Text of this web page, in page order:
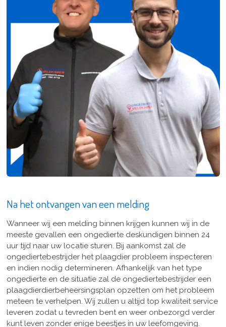
Na het ontvangen van een melding
Wanneer wij een melding binnen krijgen kunnen wij in de
meeste gevallen een ongedierte deskundigen binnen 24
uur tijd naar uw locatie sturen. Bij aankomst zal de
ongediertebestrijder het plaagdier probleem inspecteren
en indien nodig determineren. Afhankelijk van het type
ongedierte en de situatie zal de ongediertebestrijder een
plaagdierdierbeheersingsplan opzetten om het probleem
meteen te verhelpen. Wij zullen u altijd top kwaliteit service
leveren zodat u tevreden bent en weer onbezorgd verder
kunt leven zonder enige beestjes in uw leefomgeving.